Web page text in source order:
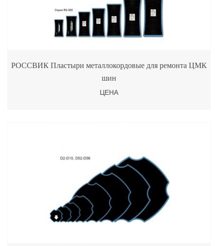
РОССВИК Пластыри металлокордовые для ремонта ЦМК
шин
ЦЕНА